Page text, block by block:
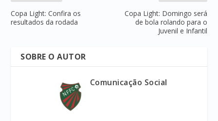
Copa Light: Confira os
resultados da rodada
Copa Light: Domingo será
de bola rolando para o
Juvenil e Infantil
SOBRE O AUTOR
Comunicação Social